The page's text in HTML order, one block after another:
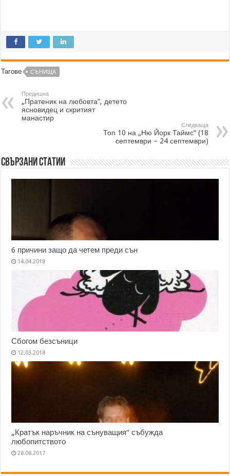
Тагове СЪНИЩА
Предишна
„Пратеник на любовта“, детето
ясновидец и скритият
манастир
Следваща
Топ 10 на „Ню Йорк Таймс“ (18
септември – 24 септември)
Свързани статии
6 причини защо да четем преди сън
14.04.2018
Сбогом безсъници
12.03.2018
„Кратък наръчник на сънуващия“ събужда
любопитството
28.08.2017